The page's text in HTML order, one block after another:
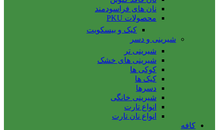
نان های فراسودمند
محصولات PKU
کیک و بیسکویت
شیرینی و دسر
شیرینی تر
شیرینی های خشک
کوکی ها
کیک ها
دسرها
شیرینی خانگی
انواع تارت
انواع نان تارت
کافه